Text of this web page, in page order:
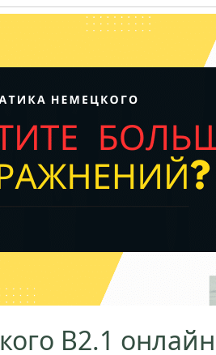
В2.1 онлайн